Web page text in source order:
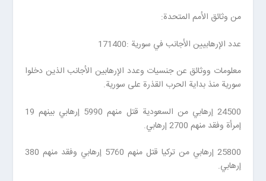
من وثائق الأمم المتحدة:
عدد الإرهابيين الأجانب في سورية :171400
معلومات ووثائق عن جنسيات وعدد الإرهابين الأجانب الذين دخلوا
سورية منذ بداية الحرب القذرة على سورية.
24500 إرهابي من السعودية قتل منهم 5990 إرهابي بينهم 19
إمرأة وفقد منهم 2700 إرهابي.
25800 إرهابي من تركيا قتل منهم 5760 إرهابي وفقد منهم 380
إرهابي.